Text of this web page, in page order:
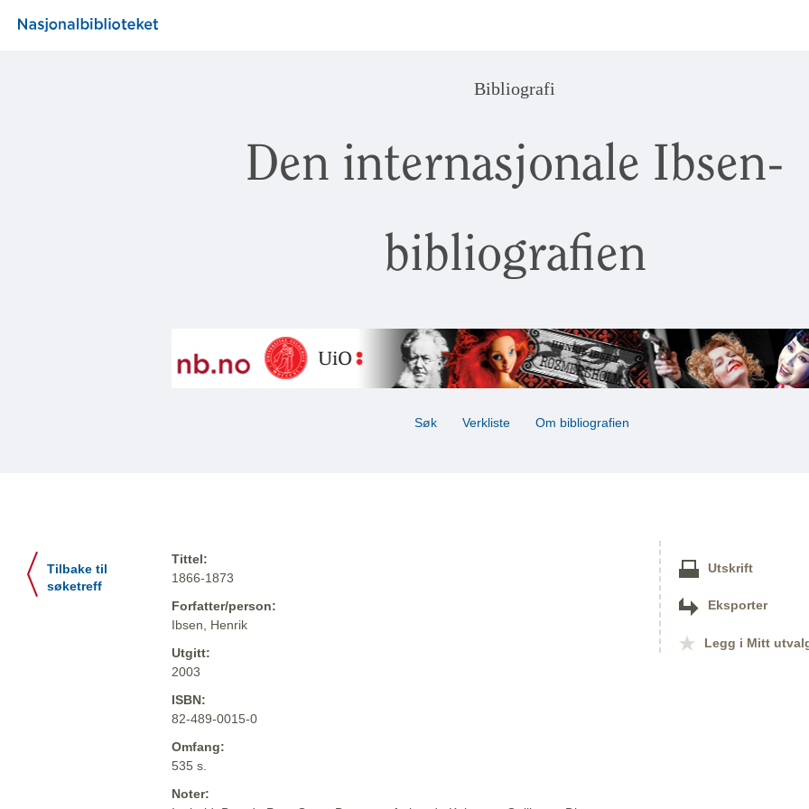
Bibliografi
Den internasjonale Ibsen-
bibliografien
Søk Verkliste Om bibliografien
Tilbake til
søketreff
Tittel:
1866-1873
Forfatter/person:
Ibsen, Henrik
Utgitt:
2003
ISBN:
82-489-0015-0
Omfang:
535 s.
Noter:
Utskrift
Eksporter
Legg i Mitt